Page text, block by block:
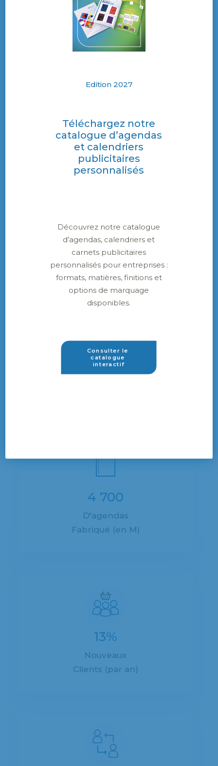
4 700
D'agendas
Fabriqué (en M)
13%
Nouveaux
Clients (par an)
Edition 2027
Téléchargez notre
catalogue d’agendas
et calendriers
publicitaires
personnalisés
Découvrez notre catalogue
d’agendas, calendriers et
carnets publicitaires
personnalisés pour entreprises :
formats, matières, finitions et
options de marquage
disponibles.
Consulter le
catalogue
interactif